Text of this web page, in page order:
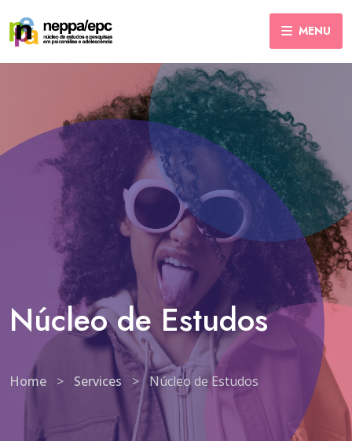
MENU
Núcleo de Estudos
Home > Services > Núcleo de Estudos